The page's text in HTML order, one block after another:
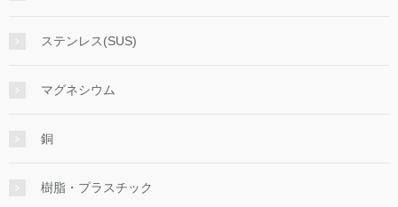
ステンレス(SUS)
マグネシウム
銅
樹脂・プラスチック